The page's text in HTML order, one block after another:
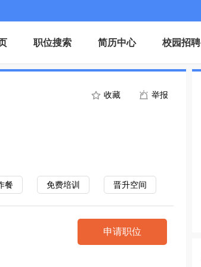
职位搜索 简历中心 校园招聘
收藏 举报
餐 免费培训 晋升空间
申请职位